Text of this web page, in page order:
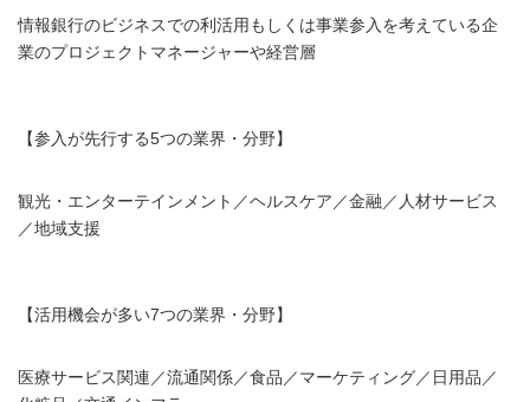
情報銀行のビジネスでの利活用もしくは事業参入を考えている企
業のプロジェクトマネージャーや経営層
【参入が先行する5つの業界・分野】
観光・エンターテインメント／ヘルスケア／金融／人材サービス
／地域支援
【活用機会が多い7つの業界・分野】
医療サービス関連／流通関係／食品／マーケティング／日用品／